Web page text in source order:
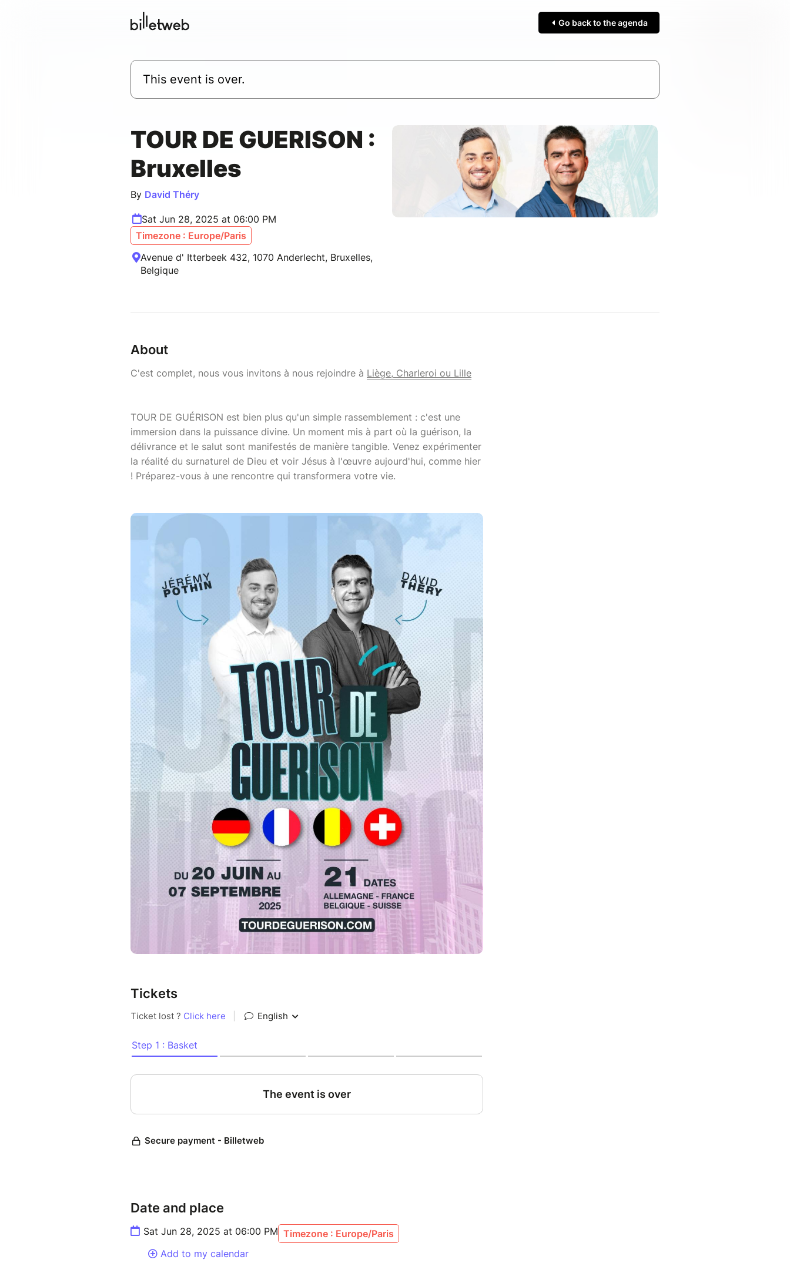
Go back to the agenda
This event is over.
TOUR DE GUERISON :
Bruxelles
By David Théry
Sat Jun 28, 2025 at 06:00 PM
Timezone : Europe/Paris
Avenue d' Itterbeek 432, 1070 Anderlecht, Bruxelles,
Belgique
About
C'est complet, nous vous invitons à nous rejoindre à Liège, Charleroi ou Lille
TOUR DE GUÉRISON est bien plus qu'un simple rassemblement : c'est une
immersion dans la puissance divine. Un moment mis à part où la guérison, la
délivrance et le salut sont manifestés de manière tangible. Venez expérimenter
la réalité du surnaturel de Dieu et voir Jésus à l'œuvre aujourd'hui, comme hier
! Préparez-vous à une rencontre qui transformera votre vie.
Tickets
Date and place
Sat Jun 28, 2025 at 06:00 PM Timezone : Europe/Paris
Add to my calendar